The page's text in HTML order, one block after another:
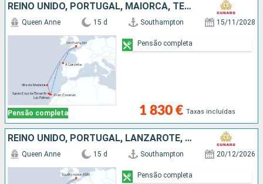
REINO UNIDO, PORTUGAL, MAIORCA, TENERIFE, ESPANHA
Pensão completa
Queen Anne 15 d Southampton 15/11/2028
1 830 € Taxas incluídas
Pensão completa
REINO UNIDO, PORTUGAL, LANZAROTE, FUERTEVENTURA, TENERIFE, MAIORCA
Queen Anne 15 d Southampton 20/12/2026
Pensão completa